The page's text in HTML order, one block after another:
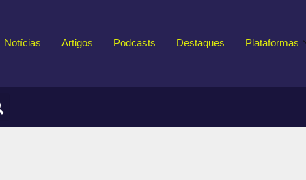
Notícias Artigos Podcasts Destaques Plataformas